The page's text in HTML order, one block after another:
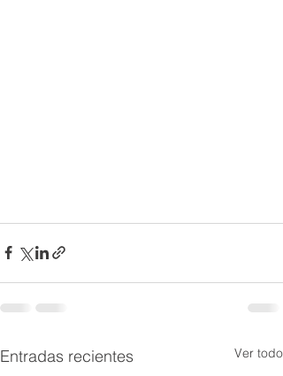
Entradas recientes Ver todo